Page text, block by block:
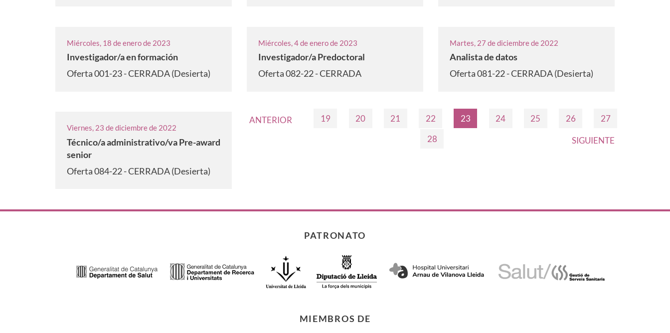
Miércoles, 18 de enero de 2023
Investigador/a en formación
Oferta 001-23 - CERRADA (Desierta)
Miércoles, 4 de enero de 2023
Investigador/a Predoctoral
Oferta 082-22 - CERRADA
Martes, 27 de diciembre de 2022
Analista de datos
Oferta 081-22 - CERRADA (Desierta)
Viernes, 23 de diciembre de 2022
Técnico/a administrativo/va Pre-award
senior
Oferta 084-22 - CERRADA (Desierta)
ANTERIOR 19 20 21 22 23 24 25 26
27
28
SIGUIENTE
PATRONATO
MIEMBROS DE